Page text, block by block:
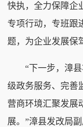
快执，全力保障企
专项行动，专班跟
题，为企业发展保
“下一步，漳县
级政务服务、完善
营商环境汇聚发展
展。”漳县发改局副